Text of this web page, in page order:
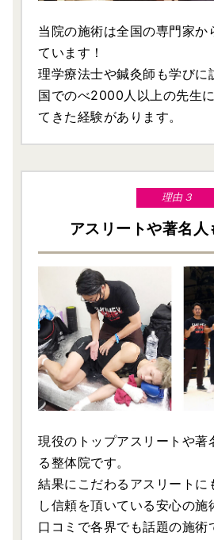
当院の施術は全国の専門家か
ています！
理学療法士や鍼灸師も学びに
国でのべ2000人以上の先生
てきた経験があります。
理由３
アスリートや著名人
現役のトップアスリートや著
る整体院です。
結果にこだわるアスリートに
し信頼を頂いている安心の施
口コミで各界でも話題の施術